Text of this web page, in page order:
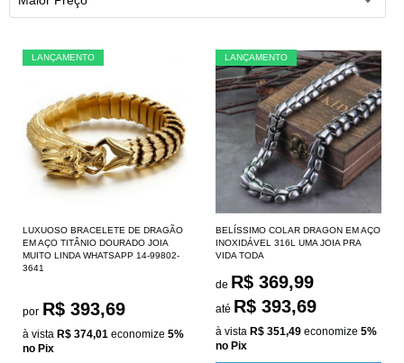
LANÇAMENTO
LUXUOSO BRACELETE DE DRAGÃO
EM AÇO TITÂNIO DOURADO JOIA
MUITO LINDA WHATSAPP 14-99802-
3641
por R$ 393,69
à vista R$ 374,01 economize 5%
no Pix
LANÇAMENTO
BELÍSSIMO COLAR DRAGON EM AÇO
INOXIDÁVEL 316L UMA JOIA PRA
VIDA TODA
de R$ 369,99
até R$ 393,69
à vista R$ 351,49 economize 5%
no Pix